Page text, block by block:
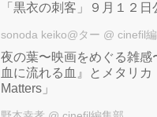
「黒衣の刺客」９月１２日
sonoda keiko@ター @ cinefil
夜の葉〜映画をめぐる雑感
血に流れる血』とメタリ
Matters」